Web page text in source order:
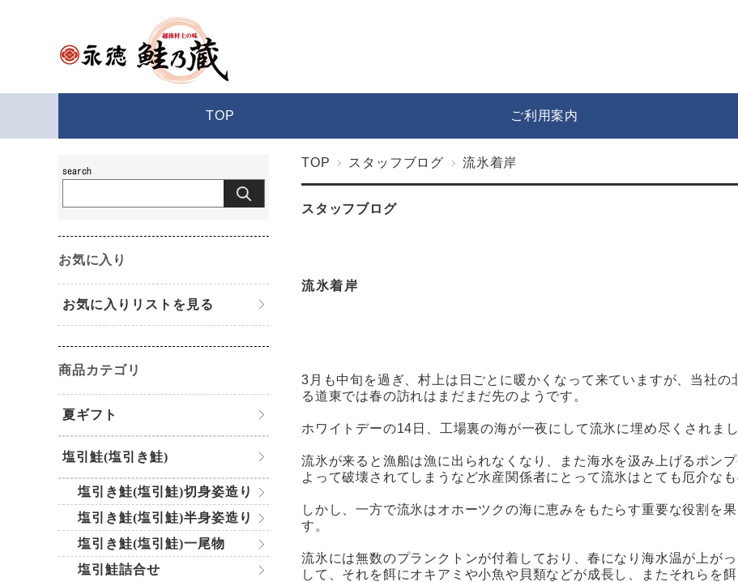
TOP ご利用案内
TOP スタッフブログ 流氷着岸
スタッフブログ
流氷着岸
3月も中旬を過ぎ、村上は日ごとに暖かくなって来ていますが、当社の
る道東では春の訪れはまだまだ先のようです。
ホワイトデーの14日、工場裏の海が一夜にして流氷に埋め尽くされまし
流氷が来ると漁船は漁に出られなくなり、また海水を汲み上げるポン
よって破壊されてしまうなど水産関係者にとって流氷はとても厄介なも
しかし、一方で流氷はオホーツクの海に恵みをもたらす重要な役割を果
す。
流氷には無数のプランクトンが付着しており、春になり海水温が上が
して、それを餌にオキアミや小魚や貝類などが成長し、またそれらを
お気に入り
お気に入りリストを見る
商品カテゴリ
夏ギフト
塩引鮭(塩引き鮭)
塩引き鮭(塩引鮭)切身姿造り
塩引き鮭(塩引鮭)半身姿造り
塩引き鮭(塩引鮭)一尾物
塩引鮭詰合せ